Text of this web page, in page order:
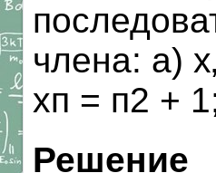
члена: а)
хп = п2 +
Решение